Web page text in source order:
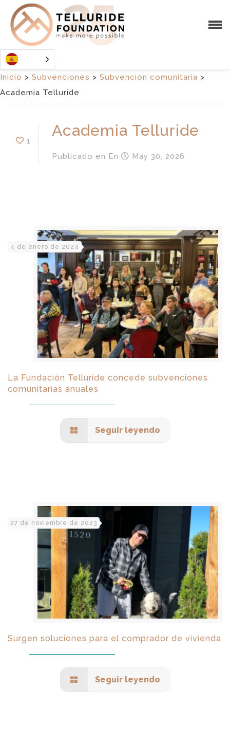
Inicio > Subvenciones > Subvención comunitaria >
Academia Telluride
1
Academia Telluride
Publicado en En May 30, 2026
4 de enero de 2024
La Fundación Telluride concede subvenciones
comunitarias anuales
Seguir leyendo
27 de noviembre de 2023
Surgen soluciones para el comprador de vivienda
Seguir leyendo